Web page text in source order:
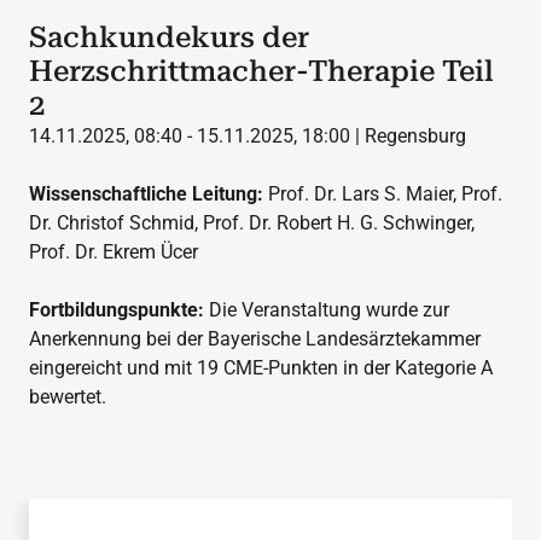
Sachkundekurs der
Herzschrittmacher-Therapie Teil
2
14.11.2025, 08:40 - 15.11.2025, 18:00 | Regensburg
Wissenschaftliche Leitung: Prof. Dr. Lars S. Maier, Prof.
Dr. Christof Schmid, Prof. Dr. Robert H. G. Schwinger,
Prof. Dr. Ekrem Ücer
Fortbildungspunkte: Die Veranstaltung wurde zur
Anerkennung bei der Bayerische Landesärztekammer
eingereicht und mit 19 CME-Punkten in der Kategorie A
bewertet.